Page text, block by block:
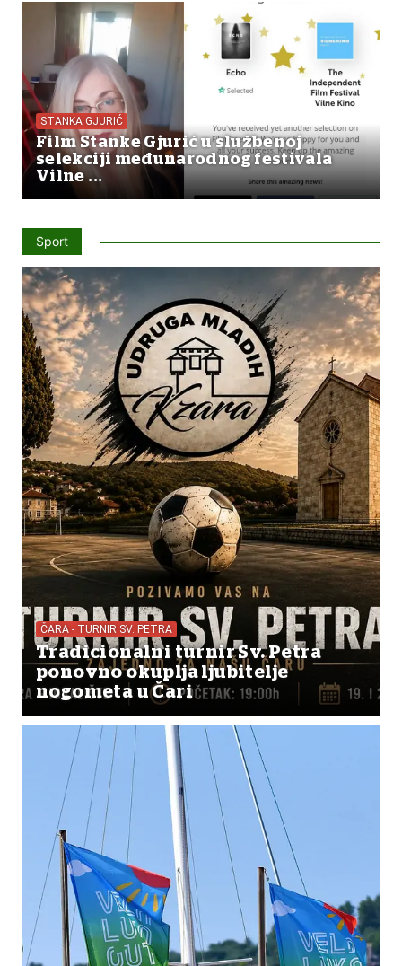
STANKA GJURIĆ
Film Stanke Gjurić u službenoj
selekciji međunarodnog festivala
Vilne ...
Sport
ČARA - TURNIR SV. PETRA
Tradicionalni turnir Sv. Petra
ponovno okuplja ljubitelje
nogometa u Čari